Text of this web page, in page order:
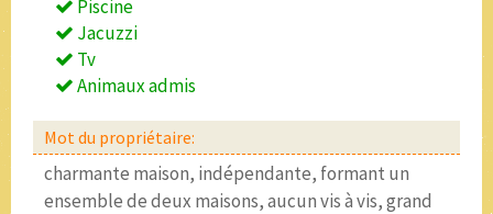
Piscine
Jacuzzi
Tv
Animaux admis
Mot du propriétaire:
charmante maison, indépendante, formant un
ensemble de deux maisons, aucun vis à vis, grand